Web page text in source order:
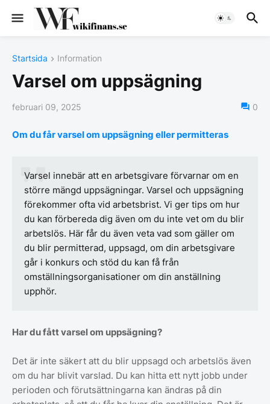
Startsida Information
Varsel om uppsägning
februari 09, 2025 0
Om du får varsel om uppsägning eller permitteras
Varsel innebär att en arbetsgivare förvarnar om en
större mängd uppsägningar. Varsel och uppsägning
förekommer ofta vid arbetsbrist. Vi ger tips om hur
du kan förbereda dig även om du inte vet om du blir
arbetslös. Här får du även veta vad som gäller om
du blir permitterad, uppsagd, om din arbetsgivare
går i konkurs och stöd du kan få från
omställningsorganisationer om din anställning
upphör.
Har du fått varsel om uppsägning?
Det är inte säkert att du blir uppsagd och arbetslös även
om du har blivit varslad. Du kan hitta ett nytt jobb under
perioden och förutsättningarna kan ändras på din